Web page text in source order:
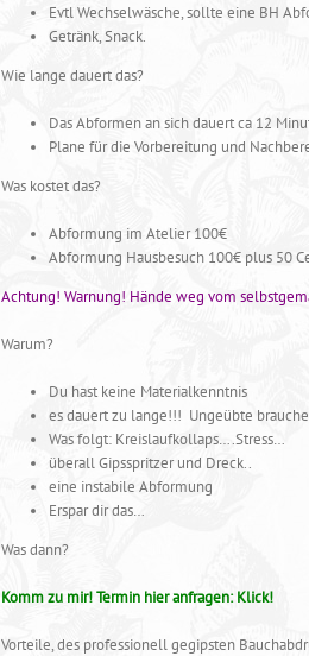
Evtl Wechselwäsche, sollte eine BH
Getränk, Snack.
Wie lange dauert das?
Das Abformen an sich dauert ca 12
Plane für die Vorbereitung und
Was kostet das?
Abformung im Atelier 100€
Abformung Hausbesuch 100€ plus 50
Achtung! Warnung! Hände weg vom
Warum?
Du hast keine Materialkenntnis
es dauert zu lange!!! Ungeübte
Was folgt: Kreislaufkollaps….Stress…
überall Gipsspritzer und Dreck..
eine instabile Abformung
Erspar dir das…
Was dann?
Komm zu mir! Termin hier anfragen: Klick!
Vorteile, des professionell gegipsten